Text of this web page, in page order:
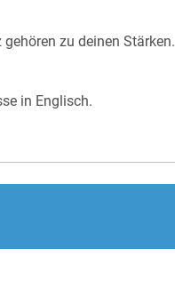
zu deinen Stärken.
in Englisch.